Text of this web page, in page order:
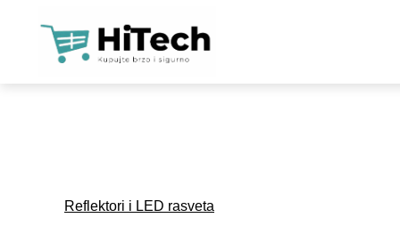
Reflektori i LED rasveta